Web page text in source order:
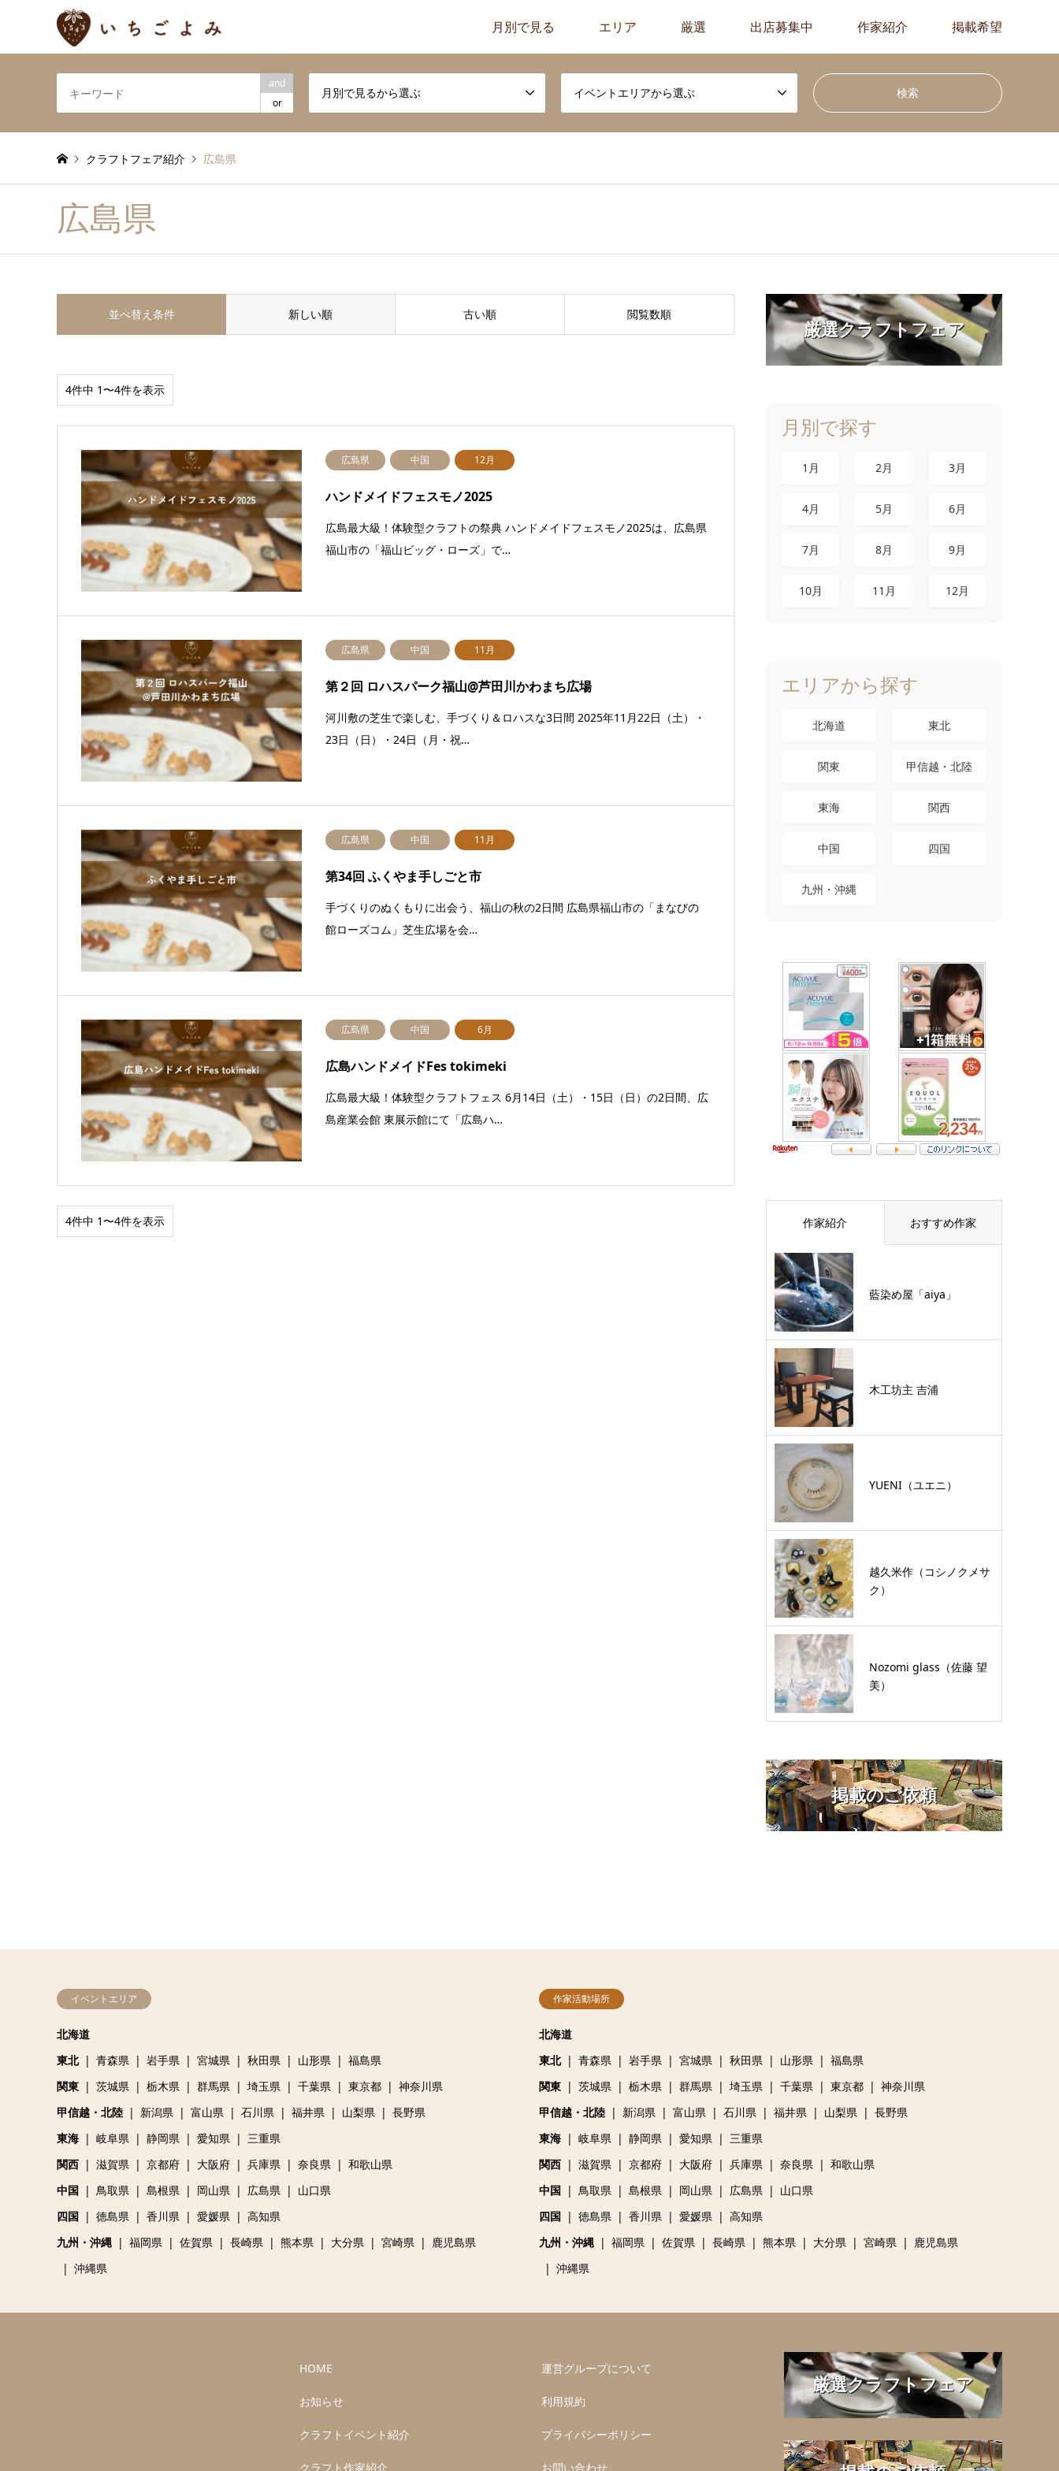
月別で見る エリア 厳選 出店募集中 作家紹介 掲載希望
and
or
月別で見るから選ぶ イベントエリアから選ぶ
クラフトフェア紹介 広島県
広島県
並べ替え条件 新しい順 古い順 閲覧数順
4件中 1〜4件を表示
広島県 中国 12月
ハンドメイドフェスモノ2025
広島最大級！体験型クラフトの祭典 ハンドメイドフェスモノ2025は、広島県
福山市の「福山ビッグ・ローズ」で…
広島県 中国 11月
第２回 ロハスパーク福山@芦田川かわまち広場
河川敷の芝生で楽しむ、手づくり＆ロハスな3日間 2025年11月22日（土）・
23日（日）・24日（月・祝…
広島県 中国 11月
第34回 ふくやま手しごと市
手づくりのぬくもりに出会う、福山の秋の2日間 広島県福山市の「まなびの
館ローズコム」芝生広場を会…
広島県 中国 6月
広島ハンドメイドFes tokimeki
広島最大級！体験型クラフトフェス 6月14日（土）・15日（日）の2日間、広
島産業会館 東展示館にて「広島ハ…
4件中 1〜4件を表示
厳選クラフトフェア
月別で探す
1月 2月 3月
4月 5月 6月
7月 8月 9月
10月 11月 12月
エリアから探す
北海道 東北
関東 甲信越・北陸
東海 関西
中国 四国
九州・沖縄
作家紹介 おすすめ作家
藍染め屋「aiya」
木工坊主 吉浦
YUENI（ユエニ）
越久米作（コシノクメサ
ク）
Nozomi glass（佐藤 望
美）
掲載のご依頼
イベントエリア
北海道
東北
青森県 岩手県 宮城県 秋田県 山形県
福島県
関東
茨城県 栃木県 群馬県 埼玉県 千葉県 東京都
神奈川県
甲信越・北陸
新潟県 富山県 石川県 福井県 山梨県
長野県
東海
岐阜県 静岡県 愛知県
三重県
関西
滋賀県 京都府 大阪府 兵庫県 奈良県
和歌山県
中国
鳥取県 島根県 岡山県 広島県
山口県
四国
徳島県 香川県 愛媛県
高知県
九州・沖縄
福岡県 佐賀県 長崎県 熊本県 大分県 宮崎県
鹿児島県
沖縄県
作家活動場所
北海道
東北
青森県 岩手県 宮城県 秋田県 山形県
福島県
関東
茨城県 栃木県 群馬県 埼玉県 千葉県 東京都
神奈川県
甲信越・北陸
新潟県 富山県 石川県 福井県 山梨県
長野県
東海
岐阜県 静岡県 愛知県
三重県
関西
滋賀県 京都府 大阪府 兵庫県 奈良県
和歌山県
中国
鳥取県 島根県 岡山県 広島県
山口県
四国
徳島県 香川県 愛媛県
高知県
九州・沖縄
福岡県 佐賀県 長崎県 熊本県 大分県 宮崎県
鹿児島県
沖縄県
HOME
お知らせ
クラフトイベント紹介
クラフト作家紹介
運営グループについて
利用規約
プライバシーポリシー
お問い合わせ
厳選クラフトフェア